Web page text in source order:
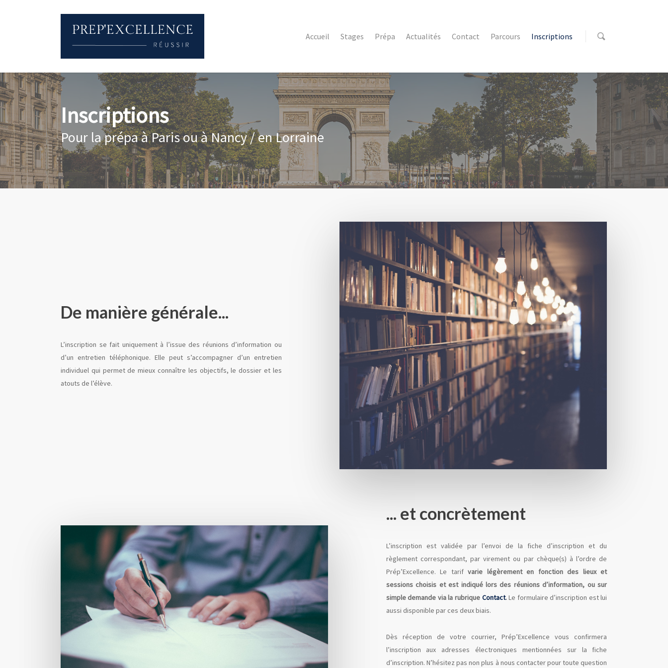
Accueil Stages Prépa Actualités Contact Parcours Inscriptions
Inscriptions
Pour la prépa à Paris ou à Nancy / en Lorraine
De manière générale...
L’inscription se fait uniquement à l’issue des réunions d’information ou
d’un entretien téléphonique. Elle peut s’accompagner d’un entretien
individuel qui permet de mieux connaître les objectifs, le dossier et les
atouts de l’élève.
... et concrètement
L’inscription est validée par l’envoi de la fiche d’inscription et du
règlement correspondant, par virement ou par chèque(s) à l’ordre de
Prép’Excellence. Le tarifvarie légèrement en fonction des lieux et
sessions choisis et est indiqué lors des réunions d’information, ou sur
simple demande via la rubrique Contact.Le formulaire d’inscription est lui
aussi disponible par ces deux biais.
Dès réception de votre courrier, Prép’Excellence vous confirmera
l’inscription aux adresses électroniques mentionnées sur la fiche
d’inscription. N’hésitez pas non plus à nous contacter pour toute question